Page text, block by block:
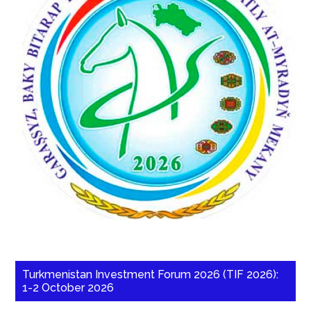
Turkmenistan Investment Forum 2026 (TIF 2026):
1-2 October 2026